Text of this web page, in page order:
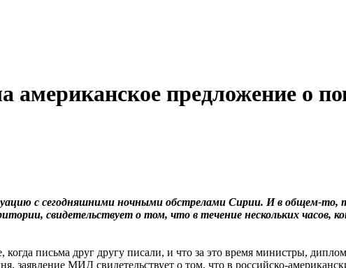
американское предложение о
c сегодняшними ночными обстрелами Сирии. И в общем-
свидетельствует о том, что в течение нескольких часов,
письма друг другу писали, и что за это время министры,
заявление МИД свидетельствует о том, что в российско-